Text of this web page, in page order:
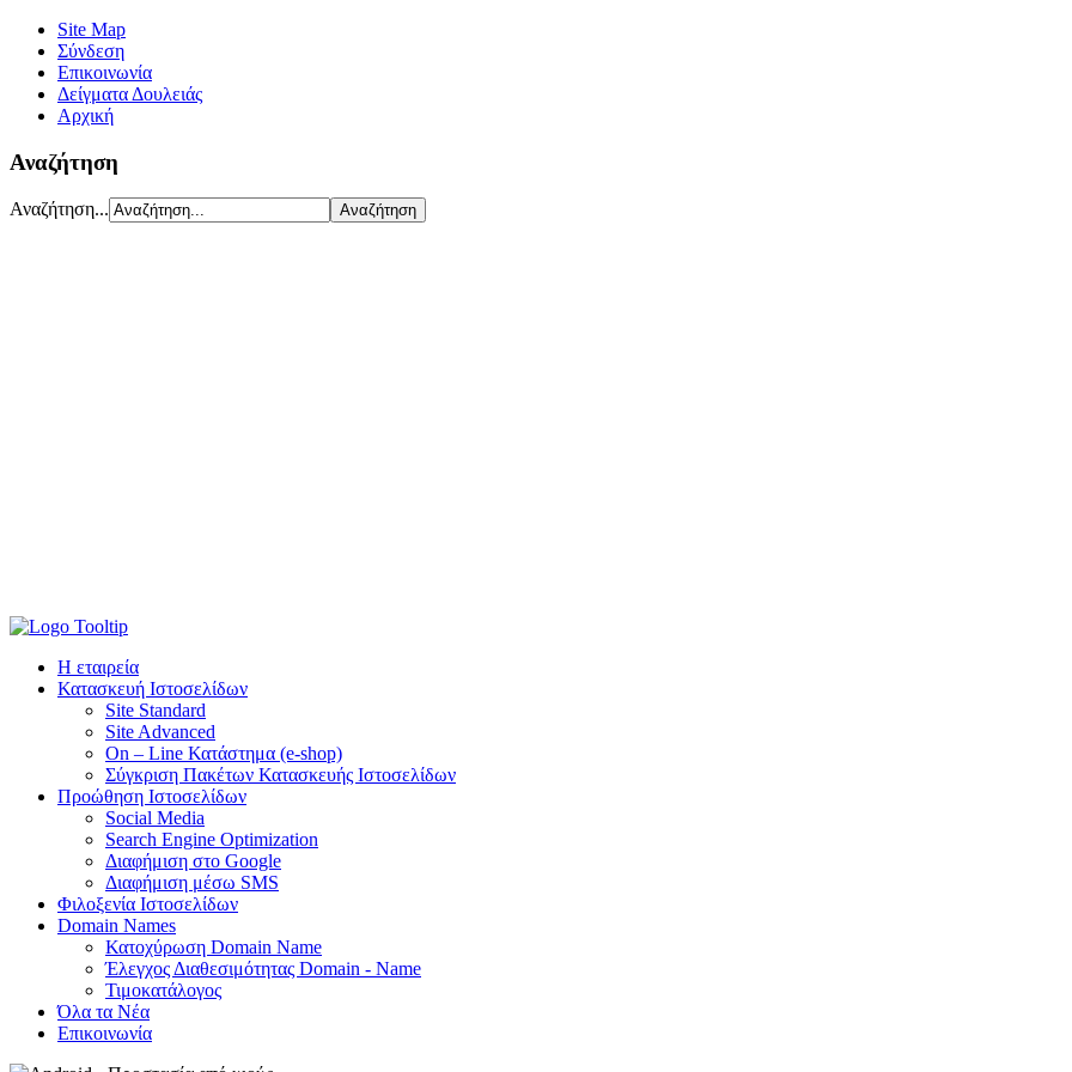
Site Map
Σύνδεση
Επικοινωνία
Δείγματα Δουλειάς
Αρχική
Αναζήτηση
Αναζήτηση...
Η εταιρεία
Κατασκευή Ιστοσελίδων
Site Standard
Site Advanced
On – Line Κατάστημα (e-shop)
Σύγκριση Πακέτων Κατασκευής Ιστοσελίδων
Προώθηση Ιστοσελίδων
Social Media
Search Engine Optimization
Διαφήμιση στο Google
Διαφήμιση μέσω SMS
Φιλοξενία Ιστοσελίδων
Domain Names
Κατοχύρωση Domain Name
Έλεγχος Διαθεσιμότητας Domain - Name
Τιμοκατάλογος
Όλα τα Νέα
Επικοινωνία